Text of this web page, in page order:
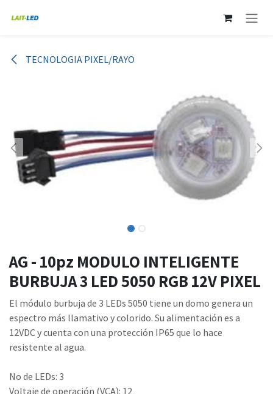
TECNOLOGIA PIXEL/RAYO
AG - 10pz MODULO INTELIGENTE
BURBUJA 3 LED 5050 RGB 12V PIXEL
El módulo burbuja de 3 LEDs 5050 tiene un domo genera un
espectro más llamativo y colorido. Su alimentación es a
12VDC y cuenta con una protección IP65 que lo hace
resistente al agua.
No de LEDs: 3
Voltaje de operación (VCA): 12